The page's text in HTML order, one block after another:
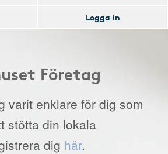
Logga in
Företag
varit enklare för dig som
stötta din lokala
dig här.